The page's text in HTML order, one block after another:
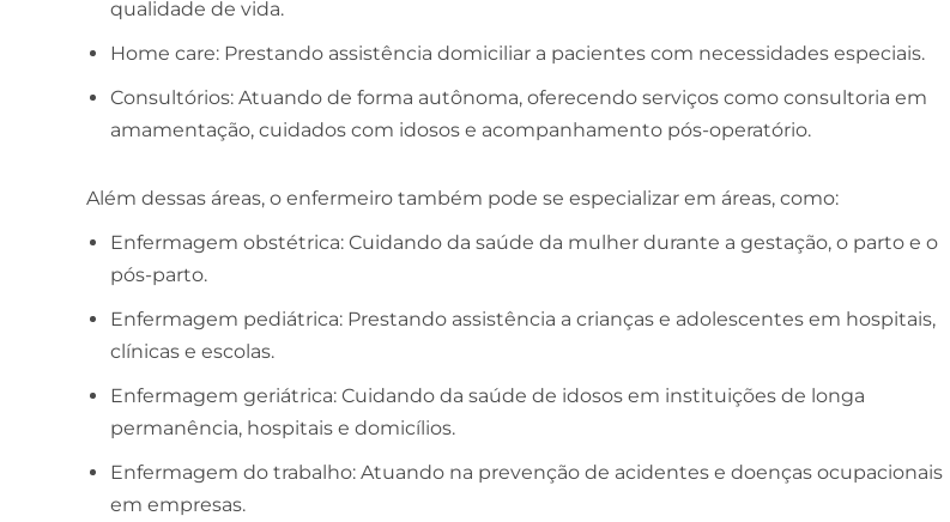
qualidade de vida.
Home care: Prestando assistência domiciliar a pacientes com necessidades especiais.
Consultórios: Atuando de forma autônoma, oferecendo serviços como consultoria em
amamentação, cuidados com idosos e acompanhamento pós-operatório.
Além dessas áreas, o enfermeiro também pode se especializar em áreas, como:
Enfermagem obstétrica: Cuidando da saúde da mulher durante a gestação, o parto e o
pós-parto.
Enfermagem pediátrica: Prestando assistência a crianças e adolescentes em hospitais,
clínicas e escolas.
Enfermagem geriátrica: Cuidando da saúde de idosos em instituições de longa
permanência, hospitais e domicílios.
Enfermagem do trabalho: Atuando na prevenção de acidentes e doenças ocupacionais
em empresas.